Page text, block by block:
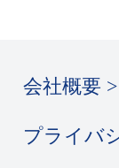
会社概要 >
プライバ